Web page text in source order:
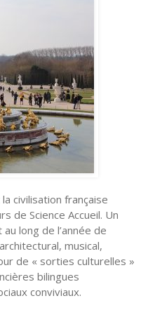
civilisation française
de Science Accueil. Un
long de l’année de
musical,
de « sorties culturelles »
bilingues
conviviaux.